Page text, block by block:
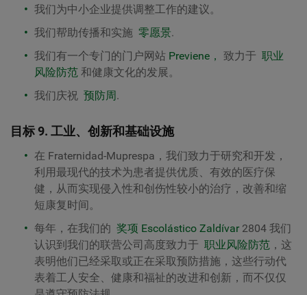
我们为中小企业提供调整工作的建议。
我们帮助传播和实施 零愿景.
我们有一个专门的门户网站 Previene， 致力于 职业
风险防范 和健康文化的发展。
我们庆祝 预防周.
目标 9. 工业、创新和基础设施
在 Fraternidad-Muprespa，我们致力于研究和开发，
利用最现代的技术为患者提供优质、有效的医疗保
健，从而实现侵入性和创伤性较小的治疗，改善和缩
短康复时间。
每年，在我们的 奖项 Escolástico Zaldívar 2804 我们
认识到我们的联营公司高度致力于 职业风险防范 ，这
表明他们已经采取或正在采取预防措施，这些行动代
表着工人安全、健康和福祉的改进和创新，而不仅仅